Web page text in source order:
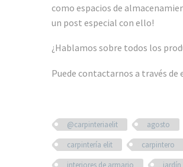
como espacios de
un post especial con ello!
¿Hablamos sobre todos los
Puede contactarnos a través de
@carpinteriaelit agosto
carpintería elit
carpintero
interiores de armario
jardín